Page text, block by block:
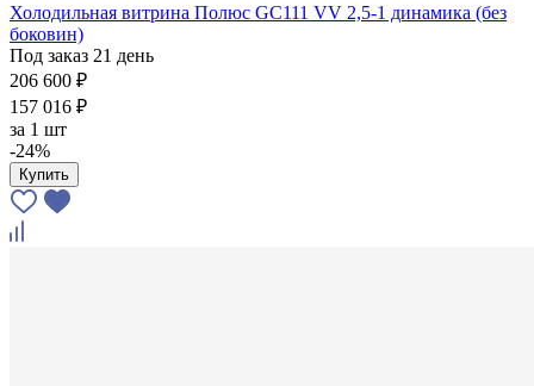
Холодильная витрина Полюс GC111 VV 2,5-1 динамика (без
боковин)
Под заказ 21 день
206 600 ₽
157 016 ₽
за 1 шт
-24%
Купить